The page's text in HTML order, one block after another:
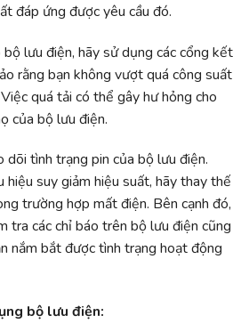
đáp ứng được yêu cầu đó.
lưu điện, hãy sử dụng các cổng kết
rằng bạn không vượt quá công suất
quá tải có thể gây hư hỏng cho
của bộ lưu điện.
dõi tình trạng pin của bộ lưu điện.
hiệu suy giảm hiệu suất, hãy thay thế
trường hợp mất điện. Bên cạnh đó,
tra các chỉ báo trên bộ lưu điện cũng
nắm bắt được tình trạng hoạt động
bộ lưu điện: